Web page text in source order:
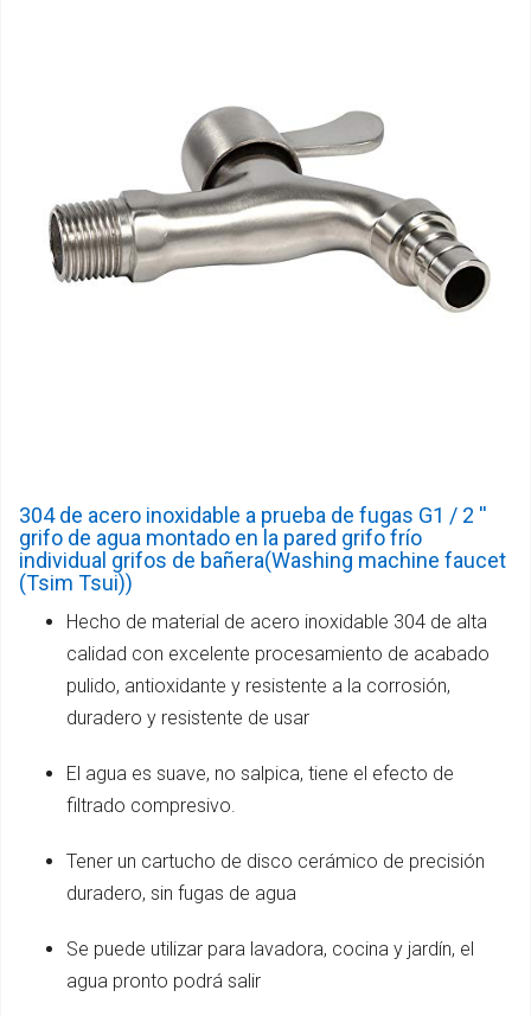
304 de acero inoxidable a prueba de fugas G1 / 2 ''
grifo de agua montado en la pared grifo frío
individual grifos de bañera(Washing machine faucet
(Tsim Tsui))
Hecho de material de acero inoxidable 304 de alta
calidad con excelente procesamiento de acabado
pulido, antioxidante y resistente a la corrosión,
duradero y resistente de usar
El agua es suave, no salpica, tiene el efecto de
filtrado compresivo.
Tener un cartucho de disco cerámico de precisión
duradero, sin fugas de agua
Se puede utilizar para lavadora, cocina y jardín, el
agua pronto podrá salir